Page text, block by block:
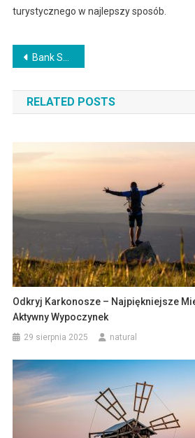
turystycznego w najlepszy sposób.
Nawigacja
wpisu
Bank Spółdzielczy Kamienne Góra – Praktyczny Przewodnik do Logowania
RELATED POSTS
Odkryj Karkonosze – Najpiękniejsze
Aktywny Wypoczynek
29 sierpnia 2025 natural